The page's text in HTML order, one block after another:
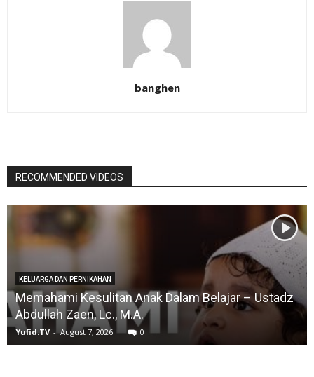
banghen
RECOMMENDED VIDEOS
KELUARGA DAN PERNIKAHAN
Memahami Kesulitan Anak Dalam Belajar – Ustadz
Abdullah Zaen, Lc., M.A.
Yufid.TV - August 7, 2026 0